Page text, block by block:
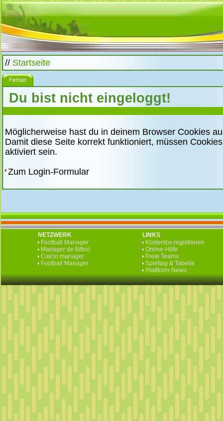
// Startseite
Fehler
Du bist nicht eingeloggt!
Möglicherweise hast du in deinem Browser Cookies
Damit diese Seite korrekt funktioniert, müssen
aktiviert sein.
Zum Login-Formular
NETZWERK
Football Manager
Manager de fútbol
Calcio manager
Football Manager
LINKS
Kostenlos registrieren
Online-Hilfe
Freie Teams
Spieltag & Tabelle
Plattform-News